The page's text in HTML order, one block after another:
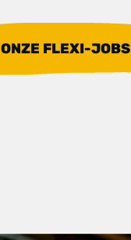
ONZE FLEXI-JOBS